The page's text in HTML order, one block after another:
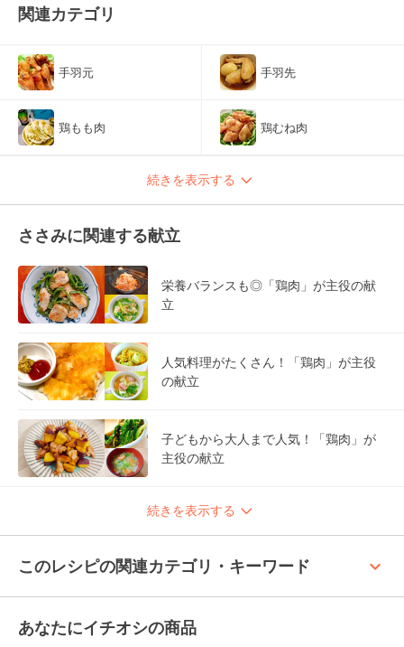
関連カテゴリ
手羽元 手羽先
鶏もも肉 鶏むね肉
続きを表示する
ささみに関連する献立
栄養バランスも◎「鶏肉」が主役の献
立
人気料理がたくさん！「鶏肉」が主役
の献立
子どもから大人まで人気！「鶏肉」が
主役の献立
続きを表示する
このレシピの関連カテゴリ・キーワード keyboard_arrow_up
あなたにイチオシの商品